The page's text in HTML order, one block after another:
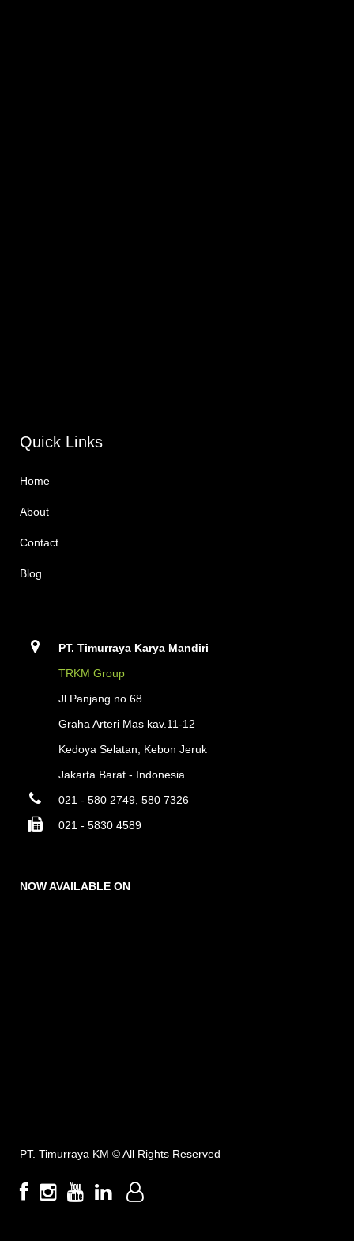
Quick Links
Home
About
Contact
Blog
PT. Timurraya Karya Mandiri
TRKM Group
Jl.Panjang no.68
Graha Arteri Mas kav.11-12
Kedoya Selatan, Kebon Jeruk
Jakarta Barat - Indonesia
021 - 580 2749, 580 7326
021 - 5830 4589
NOW AVAILABLE ON
PT. Timurraya KM ©All Rights Reserved